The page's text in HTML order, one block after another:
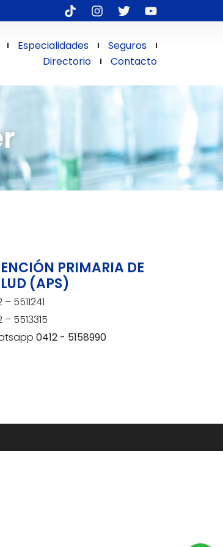
Especialidades
Seguros
Directorio
Contacto
PRIMARIA DE
(APS)
– 5511241
– 5513315
0412 - 5158990